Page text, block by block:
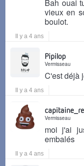
Bah ouai
vieux en
boulot.
Il y a 4 ans
Pipilop
Vermisseau
C'est déjà
Il y a 4 ans
Vermisseau
moi j'ai
embalés
Il y a 4 ans